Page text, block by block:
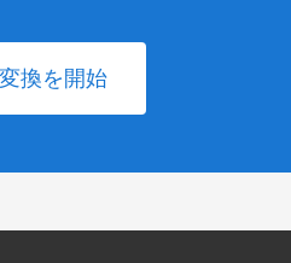
換を開始